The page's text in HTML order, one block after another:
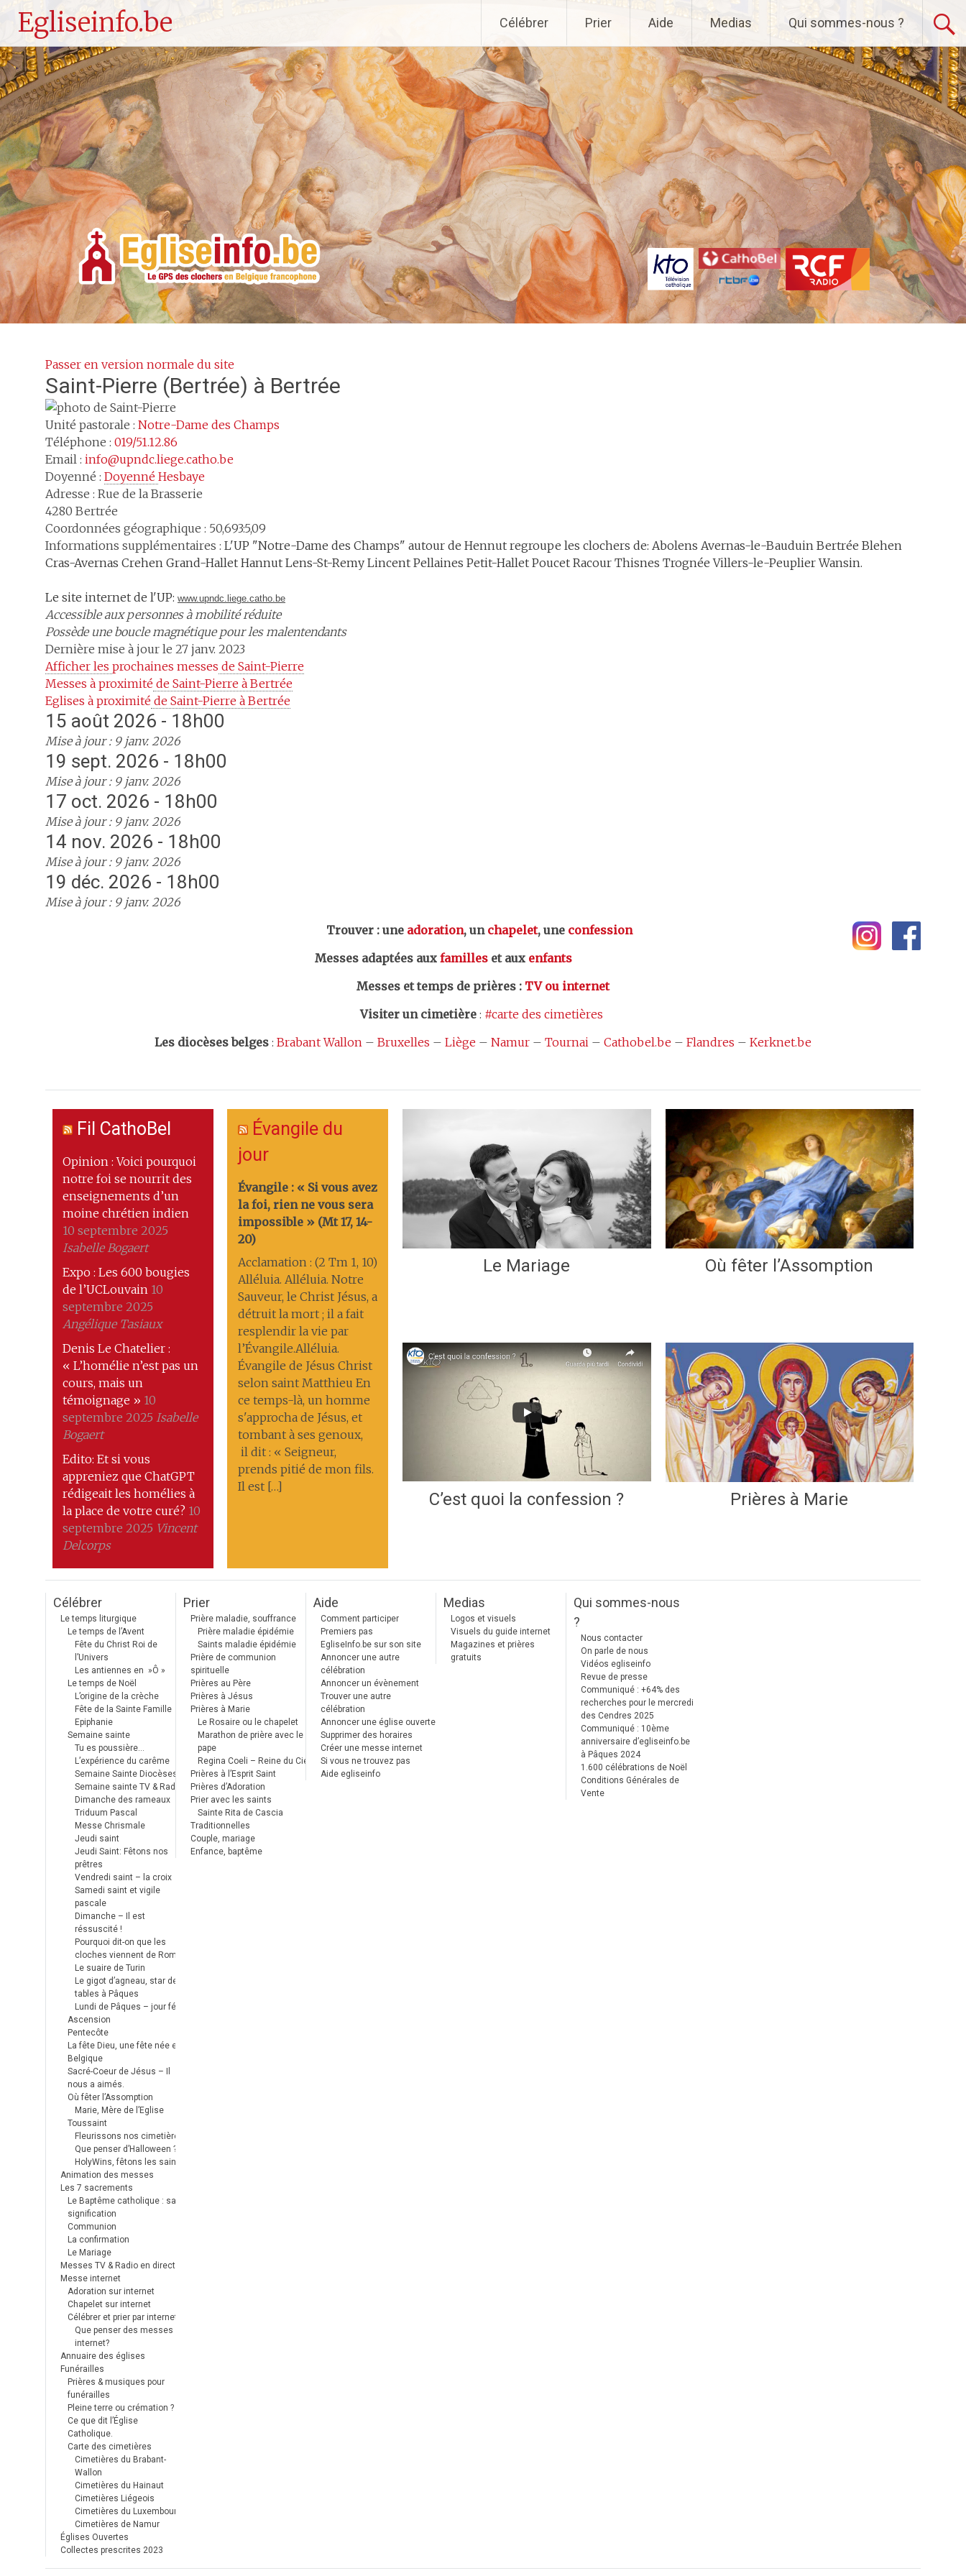
Egliseinfo.be
au
principal
Célébrer Prier Aide Medias Qui sommes-nous ?
Passer en version normale du site
Saint-Pierre (Bertrée) à Bertrée
Unité pastorale : Notre-Dame des Champs
Téléphone : 019/51.12.86
Email : info@upndc.liege.catho.be
Doyenné : Doyenné Hesbaye
Adresse : Rue de la Brasserie
4280 Bertrée
Coordonnées géographique : 50,693:5,09
Informations supplémentaires : L'UP "Notre-Dame des Champs" autour de Hennut regroupe les clochers de: Abolens Avernas-le-Bauduin Bertrée Blehen
Cras-Avernas Crehen Grand-Hallet Hannut Lens-St-Remy Lincent Pellaines Petit-Hallet Poucet Racour Thisnes Trognée Villers-le-Peuplier Wansin.
Le site internet de l'UP: www.upndc.liege.catho.be
Accessible aux personnes à mobilité réduite
Possède une boucle magnétique pour les malentendants
Dernière mise à jour le 27 janv. 2023
Afficher les prochaines messes de Saint-Pierre
Messes à proximité de Saint-Pierre à Bertrée
Eglises à proximité de Saint-Pierre à Bertrée
15 août 2026 - 18h00
Mise à jour : 9 janv. 2026
19 sept. 2026 - 18h00
Mise à jour : 9 janv. 2026
17 oct. 2026 - 18h00
Mise à jour : 9 janv. 2026
14 nov. 2026 - 18h00
Mise à jour : 9 janv. 2026
19 déc. 2026 - 18h00
Mise à jour : 9 janv. 2026
Trouver : une adoration, un chapelet, une confession
Messes adaptées aux familles et aux enfants
Messes et temps de prières : TV ou internet
Visiter un cimetière : #carte des cimetières
Les diocèses belges : Brabant Wallon – Bruxelles – Liège – Namur – Tournai – Cathobel.be – Flandres – Kerknet.be
Fil CathoBel
Opinion : Voici pourquoi
notre foi se nourrit des
enseignements d’un
moine chrétien indien
10 septembre 2025
Isabelle Bogaert
Expo : Les 600 bougies
de l’UCLouvain 10
septembre 2025
Angélique Tasiaux
Denis Le Chatelier :
« L’homélie n’est pas un
cours, mais un
témoignage » 10
septembre 2025 Isabelle
Bogaert
Edito: Et si vous
appreniez que ChatGPT
rédigeait les homélies à
la place de votre curé? 10
septembre 2025 Vincent
Delcorps
Évangile du
jour
Évangile : « Si vous avez
la foi, rien ne vous sera
impossible » (Mt 17, 14-
20)
Acclamation : (2 Tm 1, 10)
Alléluia. Alléluia. Notre
Sauveur, le Christ Jésus, a
détruit la mort ; il a fait
resplendir la vie par
l’Évangile.Alléluia.
Évangile de Jésus Christ
selon saint Matthieu En
ce temps-là, un homme
s'approcha de Jésus, et
tombant à ses genoux,
il dit : « Seigneur,
prends pitié de mon fils.
Il est […]
Le Mariage Où fêter l’Assomption
C’est quoi la confession ? Prières à Marie
Célébrer
Le temps liturgique
Le temps de l’Avent
Fête du Christ Roi de
l’Univers
Les antiennes en »Ô »
Le temps de Noël
L’origine de la crèche
Fête de la Sainte Famille
Epiphanie
Semaine sainte
Tu es poussière…
L’expérience du carême
Semaine Sainte Diocèses
Semaine sainte TV & Radio
Dimanche des rameaux
Triduum Pascal
Messe Chrismale
Jeudi saint
Jeudi Saint: Fêtons nos
prêtres
Vendredi saint – la croix
Samedi saint et vigile
pascale
Dimanche – Il est
réssuscité !
Pourquoi dit-on que les
cloches viennent de Rome ?
Le suaire de Turin
Le gigot d’agneau, star des
tables à Pâques
Lundi de Pâques – jour férié
Ascension
Pentecôte
La fête Dieu, une fête née en
Belgique
Sacré-Coeur de Jésus – Il
nous a aimés.
Où fêter l’Assomption
Marie, Mère de l’Eglise
Toussaint
Fleurissons nos cimetières
Que penser d’Halloween ?
HolyWins, fêtons les saints !
Animation des messes
Les 7 sacrements
Le Baptême catholique : sa
signification
Communion
La confirmation
Le Mariage
Messes TV & Radio en direct
Messe internet
Adoration sur internet
Chapelet sur internet
Célébrer et prier par internet
Que penser des messes
internet?
Annuaire des églises
Funérailles
Prières & musiques pour
funérailles
Pleine terre ou crémation ?
Ce que dit l’Église
Catholique.
Carte des cimetières
Cimetières du Brabant-
Wallon
Cimetières du Hainaut
Cimetières Liégeois
Cimetières du Luxembourg
Cimetières de Namur
Églises Ouvertes
Collectes prescrites 2023
Prier
Prière maladie, souffrance
Prière maladie épidémie
Saints maladie épidémie
Prière de communion
spirituelle
Prières au Père
Prières à Jésus
Prières à Marie
Le Rosaire ou le chapelet
Marathon de prière avec le
pape
Regina Coeli – Reine du Ciel
Prières à l’Esprit Saint
Prières d’Adoration
Prier avec les saints
Sainte Rita de Cascia
Traditionnelles
Couple, mariage
Enfance, baptême
Aide
Comment participer
Premiers pas
EgliseInfo.be sur son site
Annoncer une autre
célébration
Annoncer un évènement
Trouver une autre
célébration
Annoncer une église ouverte
Supprimer des horaires
Créer une messe internet
Si vous ne trouvez pas
Aide egliseinfo
Medias
Logos et visuels
Visuels du guide internet
Magazines et prières
gratuits
Qui sommes-nous
?
Nous contacter
On parle de nous
Vidéos egliseinfo
Revue de presse
Communiqué : +64% des
recherches pour le mercredi
des Cendres 2025
Communiqué : 10ème
anniversaire d’egliseinfo.be
à Pâques 2024
1.600 célébrations de Noël
Conditions Générales de
Vente